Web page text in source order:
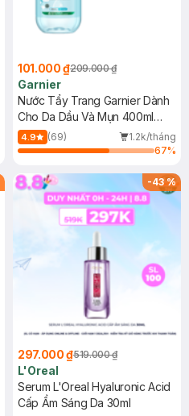
101.000 ₫209.000 ₫
Garnier
Nước Tẩy Trang Garnier Dành
Cho Da Dầu Và Mụn 400ml
(Mới)
4.9 (69)
1.2k/tháng
67%
-43%
297.000 ₫519.000 ₫
L'Oreal
Serum L'Oreal Hyaluronic Acid
Cấp Ẩm Sáng Da 30ml